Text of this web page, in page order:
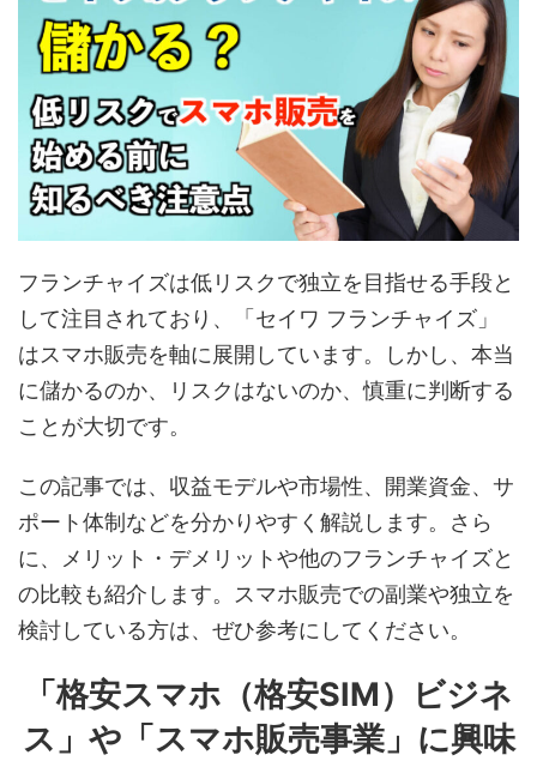
フランチャイズは低リスクで独立を目指せる手段と
して注目されており、「セイワ フランチャイズ」
はスマホ販売を軸に展開しています。しかし、本当
に儲かるのか、リスクはないのか、慎重に判断する
ことが大切です。
この記事では、収益モデルや市場性、開業資金、サ
ポート体制などを分かりやすく解説します。さら
に、メリット・デメリットや他のフランチャイズと
の比較も紹介します。スマホ販売での副業や独立を
検討している方は、ぜひ参考にしてください。
「格安スマホ（格安SIM）ビジネ
ス」や「スマホ販売事業」に興味